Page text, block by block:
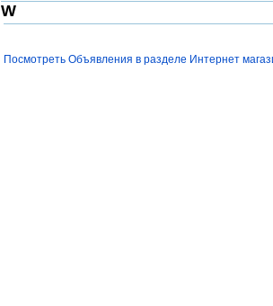
W
Посмотреть Объявления в разделе Интернет